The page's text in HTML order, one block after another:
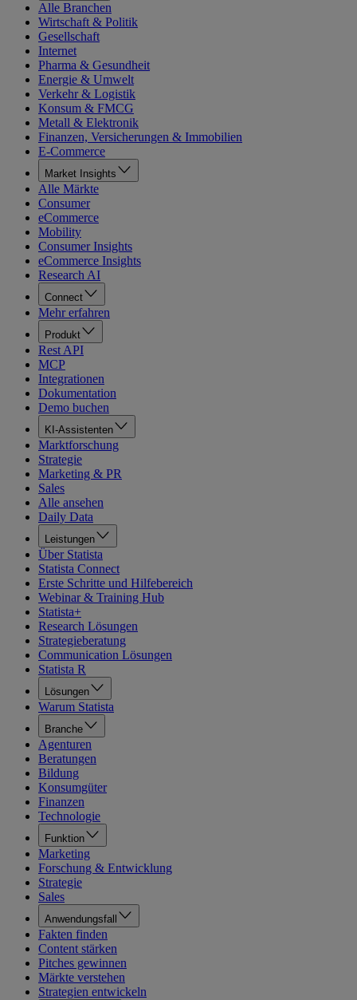
Alle Branchen
Wirtschaft & Politik
Gesellschaft
Internet
Pharma & Gesundheit
Energie & Umwelt
Verkehr & Logistik
Konsum & FMCG
Metall & Elektronik
Finanzen, Versicherungen & Immobilien
E-Commerce
Market Insights
Alle Märkte
Consumer
eCommerce
Mobility
Consumer Insights
eCommerce Insights
Research AI
Connect
Mehr erfahren
Produkt
Rest API
MCP
Integrationen
Dokumentation
Demo buchen
KI-Assistenten
Marktforschung
Strategie
Marketing & PR
Sales
Alle ansehen
Daily Data
Leistungen
Über Statista
Statista Connect
Erste Schritte und Hilfebereich
Webinar & Training Hub
Statista+
Research Lösungen
Strategieberatung
Communication Lösungen
Statista R
Lösungen
Warum Statista
Branche
Agenturen
Beratungen
Bildung
Konsumgüter
Finanzen
Technologie
Funktion
Marketing
Forschung & Entwicklung
Strategie
Sales
Anwendungsfall
Fakten finden
Content stärken
Pitches gewinnen
Märkte verstehen
Strategien entwickeln